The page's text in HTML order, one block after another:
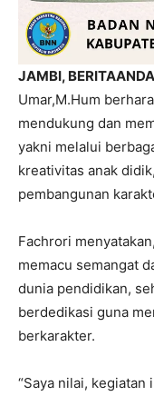
JAMBI, BERITAANDA
Umar,M.Hum
mendukung dan
yakni melalui
kreativitas anak
pembangunan
Fachrori
memacu semangat
dunia pendidikan,
berdedikasi guna
berkarakter.
“Saya nilai,